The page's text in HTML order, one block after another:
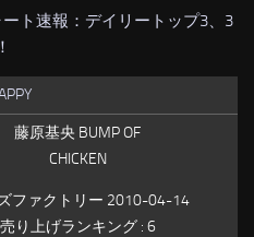
ト速報：デイリートップ3、3
藤原基央 BUMP OF
CHICKEN
ファクトリー 2010-04-14
売り上げランキング : 6